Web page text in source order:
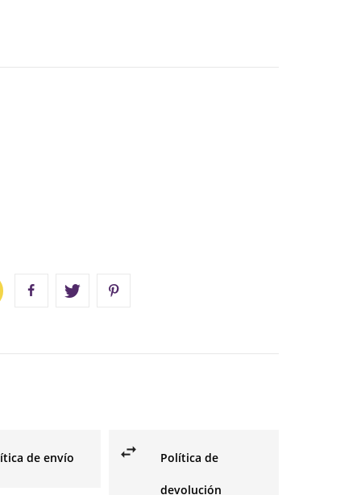
de envío Política de
devolución